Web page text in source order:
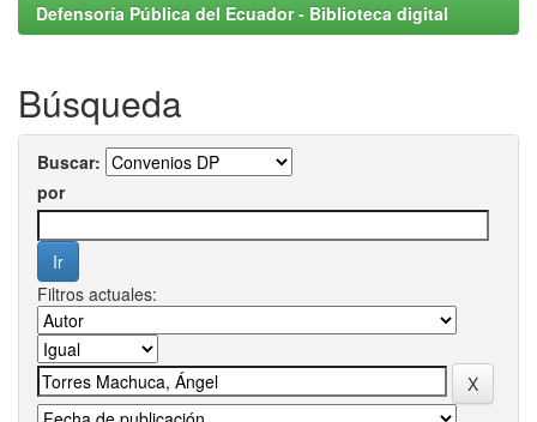
Defensoría Pública del Ecuador - Biblioteca digital
Búsqueda
Buscar:
por
Filtros actuales: